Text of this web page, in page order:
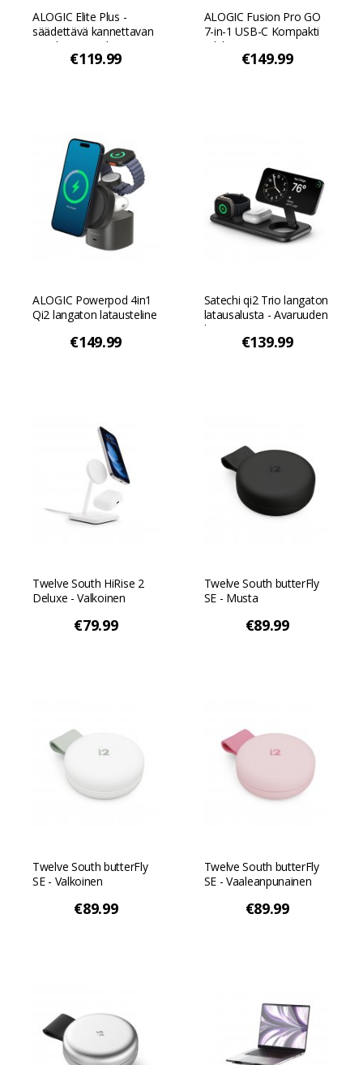
ALOGIC Elite Plus -
säädettävä kannettavan
tietokoneen teline -
€119.99
ALOGIC Fusion Pro GO
7-in-1 USB-C Kompakti
telakointiasema ALOGIC
Fusion Pro GO 7-in-1
€149.99
ALOGIC Powerpod 4in1
Qi2 langaton latausteline
€149.99
Satechi qi2 Trio langaton
latausalusta - Avaruuden
harmaa
€139.99
Twelve South HiRise 2
Deluxe - Valkoinen
€79.99
Twelve South butterFly
SE - Musta
€89.99
Twelve South butterFly
SE - Valkoinen
€89.99
Twelve South butterFly
SE - Vaaleanpunainen
€89.99